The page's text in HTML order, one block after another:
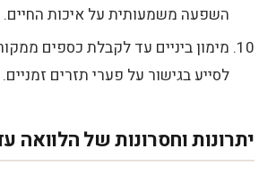
השפעה משמעותית על איכות החיים.
מימון ביניים עד לקבלת כספים
לסייע בגישור על פערי תזרים זמניים.
יתרונות וחסרונות של הלוואה עד